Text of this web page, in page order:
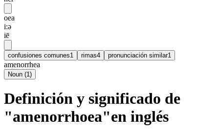
oea
i:ə
iē
confusiones comunes1 rimas4 pronunciación similar1
amenorrhea
Noun (1)
Definición y significado de
"amenorrhoea"en inglés